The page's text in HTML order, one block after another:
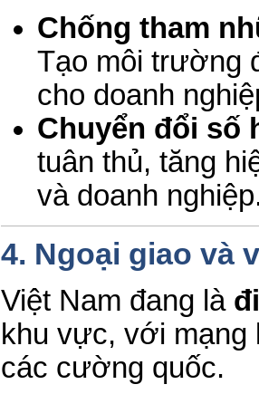
Chống tham
Tạo môi trường
cho doanh
Chuyển đổi số
tuân thủ, tăng
và doanh
4. Ngoại giao và
Việt Nam đang là
khu vực, với mạng
các cường quốc.